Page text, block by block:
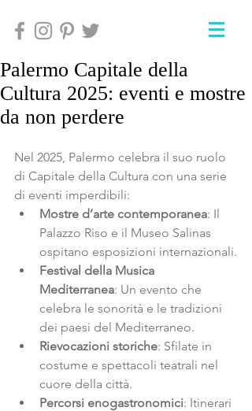
Palermo Capitale della
Cultura 2025: eventi e mostre
da non perdere
Nel 2025, Palermo celebra il suo ruolo
di Capitale della Cultura con una serie
di eventi imperdibili:
Mostre d’arte contemporanea: Il
Palazzo Riso e il Museo Salinas
ospitano esposizioni internazionali.
Festival della Musica
Mediterranea: Un evento che
celebra le sonorità e le tradizioni
dei paesi del Mediterraneo.
Rievocazioni storiche: Sfilate in
costume e spettacoli teatrali nel
cuore della città.
Percorsi enogastronomici: Itinerari